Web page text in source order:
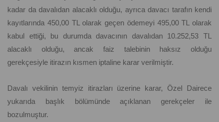
kadar da davalıdan alacaklı olduğu, ayrıca davacı tarafın kendi
kayıtlarında 450,00 TL olarak geçen ödemeyi 495,00 TL olarak
kabul ettiği, bu durumda davacının davalıdan 10.252,53 TL
alacaklı olduğu, ancak faiz talebinin haksız olduğu
gerekçesiyle itirazın kısmen iptaline karar verilmiştir.
Davalı vekilinin temyiz itirazları üzerine karar, Özel Dairece
yukarıda başlık bölümünde açıklanan gerekçeler ile
bozulmuştur.